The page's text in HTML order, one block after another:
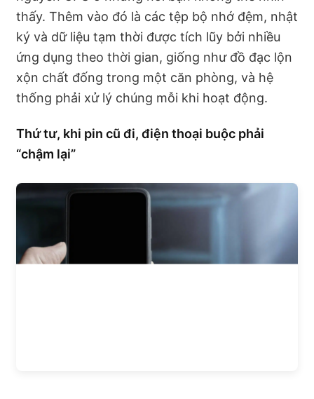
thấy. Thêm vào đó là các tệp bộ nhớ đệm, nhật
ký và dữ liệu tạm thời được tích lũy bởi nhiều
ứng dụng theo thời gian, giống như đồ đạc lộn
xộn chất đống trong một căn phòng, và hệ
thống phải xử lý chúng mỗi khi hoạt động.
Thứ tư, khi pin cũ đi, điện thoại buộc phải
“chậm lại”